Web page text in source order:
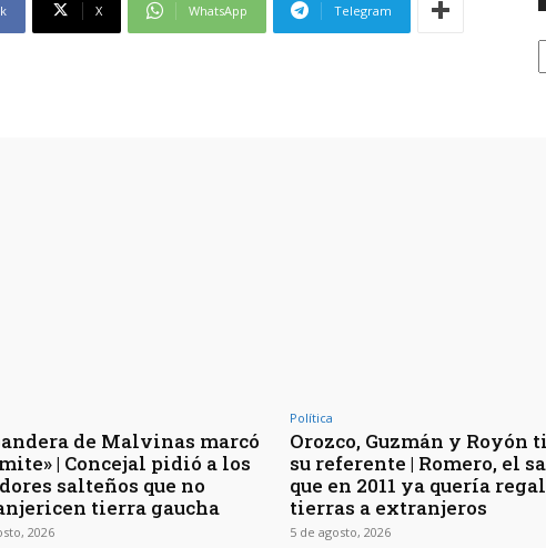
X WhatsApp Telegram
de Malvinas marcó
| Concejal pidió a los
salteños que no
tierra gaucha
2026
Política
Orozco, Guzmán y Royón
su referente | Romero, el
que en 2011 ya quería
tierras a extranjeros
5 de agosto, 2026